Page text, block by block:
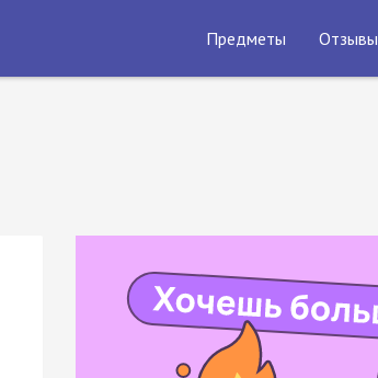
Предметы Отзывы